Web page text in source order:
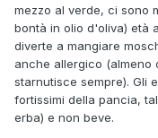
mezzo al verde, ci sono
bontà in olio d'oliva) età
diverte a mangiare
anche allergico (almeno
starnutisce sempre). Gli
fortissimi della pancia,
erba) e non beve.